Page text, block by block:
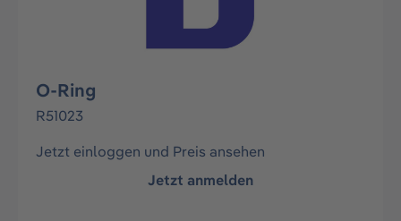
O-Ring
R51023
Jetzt einloggen und Preis ansehen
Jetzt anmelden